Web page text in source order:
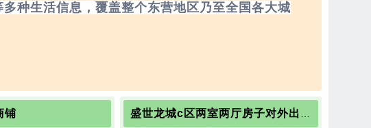
种生活信息，覆盖整个东营地区乃至全国各大城
铺